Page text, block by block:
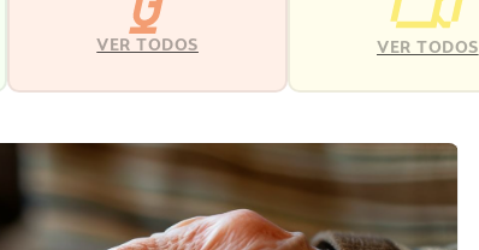
VER TODOS VER TODOS